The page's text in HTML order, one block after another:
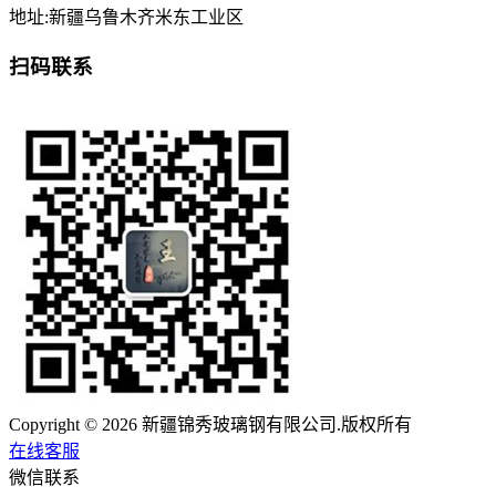
地址:新疆乌鲁木齐米东工业区
扫码联系
Copyright © 2026 新疆锦秀玻璃钢有限公司.版权所有
在线客服
微信联系